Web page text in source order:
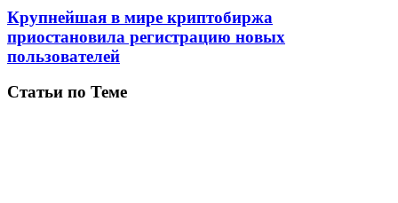
Крупнейшая в мире криптобиржа
приостановила регистрацию новых
пользователей
Статьи по Теме